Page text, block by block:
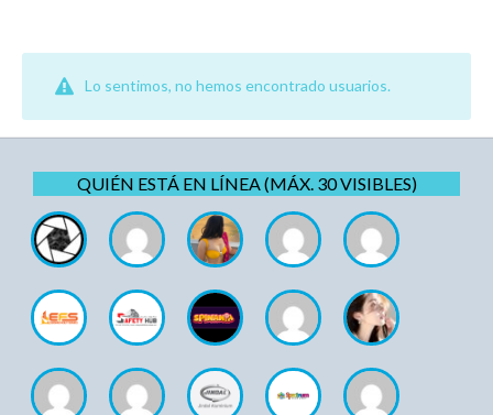
Lo sentimos, no hemos encontrado usuarios.
QUIÉN ESTÁ EN LÍNEA (MÁX. 30 VISIBLES)